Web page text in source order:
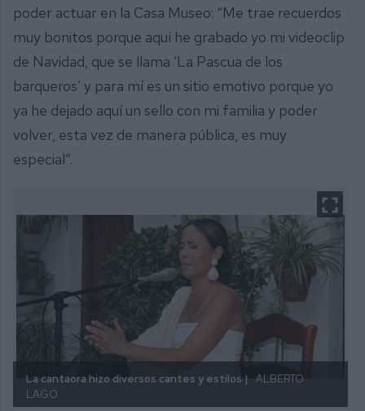
poder actuar en la Casa Museo: “Me trae recuerdos
muy bonitos porque aquí he grabado yo mi videoclip
de Navidad, que se llama ‘La Pascua de los
barqueros’ y para mí es un sitio emotivo porque yo
ya he dejado aquí un sello con mi familia y poder
volver, esta vez de manera pública, es muy
especial”.
La cantaora hizo diversos cantes y estilos |
ALBERTO
LAGO